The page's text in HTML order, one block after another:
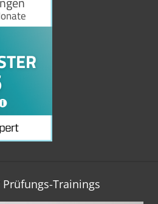
Prüfungs-Trainings